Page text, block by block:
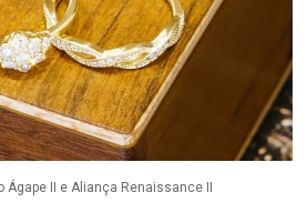
Ágape II e Aliança Renaissance II